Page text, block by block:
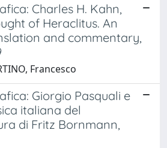
Charles H. Kahn,
of Heraclitus. An
and commentary,
Francesco
Giorgio Pasquali e
italiana del
di Fritz Bornmann,